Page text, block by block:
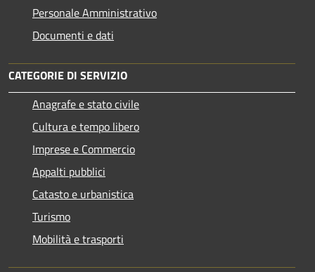
Personale Amministrativo
Documenti e dati
CATEGORIE DI SERVIZIO
Anagrafe e stato civile
Cultura e tempo libero
Imprese e Commercio
Appalti pubblici
Catasto e urbanistica
Turismo
Mobilità e trasporti